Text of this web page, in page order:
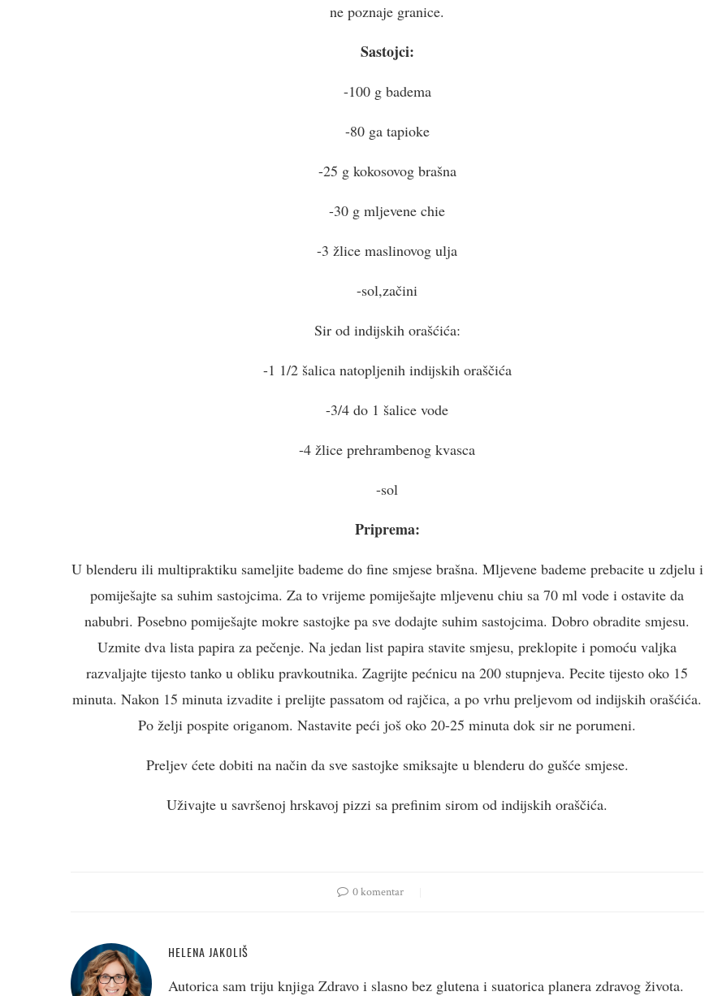
ne poznaje granice.
Sastojci:
-100 g badema
-80 ga tapioke
-25 g kokosovog brašna
-30 g mljevene chie
-3 žlice maslinovog ulja
-sol,začini
Sir od indijskih orašćića:
-1 1/2 šalica natopljenih indijskih oraščića
-3/4 do 1 šalice vode
-4 žlice prehrambenog kvasca
-sol
Priprema:
U blenderu ili multipraktiku sameljite bademe do fine smjese brašna. Mljevene bademe prebacite u zdjelu i
pomiješajte sa suhim sastojcima. Za to vrijeme pomiješajte mljevenu chiu sa 70 ml vode i ostavite da
nabubri. Posebno pomiješajte mokre sastojke pa sve dodajte suhim sastojcima. Dobro obradite smjesu.
Uzmite dva lista papira za pečenje. Na jedan list papira stavite smjesu, preklopite i pomoću valjka
razvaljajte tijesto tanko u obliku pravkoutnika. Zagrijte pećnicu na 200 stupnjeva. Pecite tijesto oko 15
minuta. Nakon 15 minuta izvadite i prelijte passatom od rajčica, a po vrhu preljevom od indijskih orašćića.
Po želji pospite origanom. Nastavite peći još oko 20-25 minuta dok sir ne porumeni.
Preljev ćete dobiti na način da sve sastojke smiksajte u blenderu do gušće smjese.
Uživajte u savršenoj hrskavoj pizzi sa prefinim sirom od indijskih oraščića.
0 komentar
HELENA JAKOLIŠ
Autorica sam triju knjiga Zdravo i slasno bez glutena i suatorica planera zdravog života.